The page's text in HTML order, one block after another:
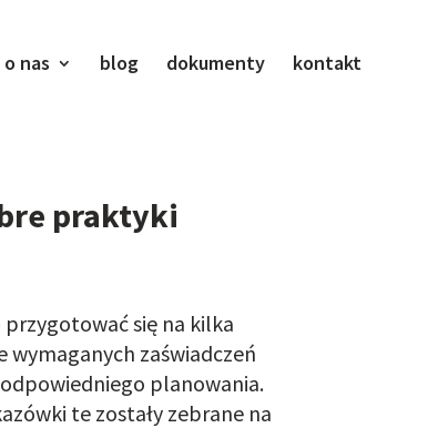
o nas blog dokumenty kontakt
praktyki
się na kilka
zaświadczeń
planowania.
te zostały zebrane na